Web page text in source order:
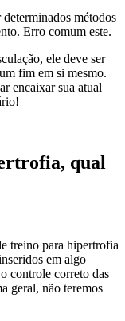
determinados métodos
Erro comum este.
ele deve ser
fim em si mesmo.
encaixar sua atual
qual
treino para hipertrofia
em algo
controle correto das
geral, não teremos